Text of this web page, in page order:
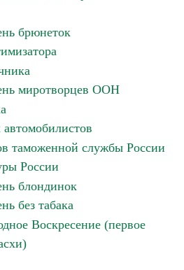
брюнеток
миротворцев ООН
таможенной службы России
России
блондинок
без табака
Воскресение (первое